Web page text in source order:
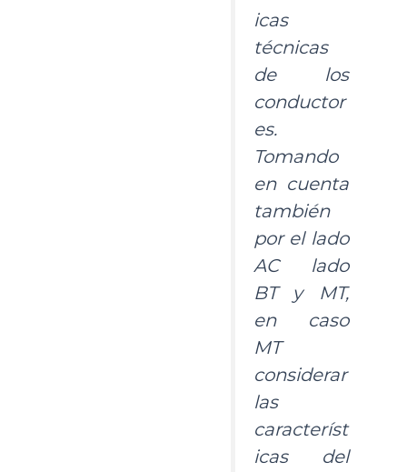
icas
técnicas
de los
conductor
es.
Tomando
en cuenta
también
por el lado
AC lado
BT y MT,
en caso
MT
considerar
las
característ
icas del